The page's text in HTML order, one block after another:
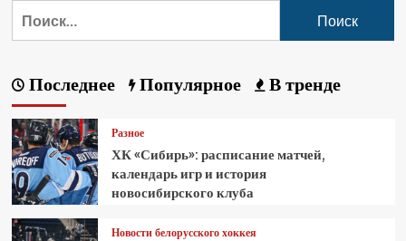
Последнее Популярное В тренде
Разное
ХК «Сибирь»: расписание матчей,
календарь игр и история
новосибирского клуба
Новости белорусского хоккея